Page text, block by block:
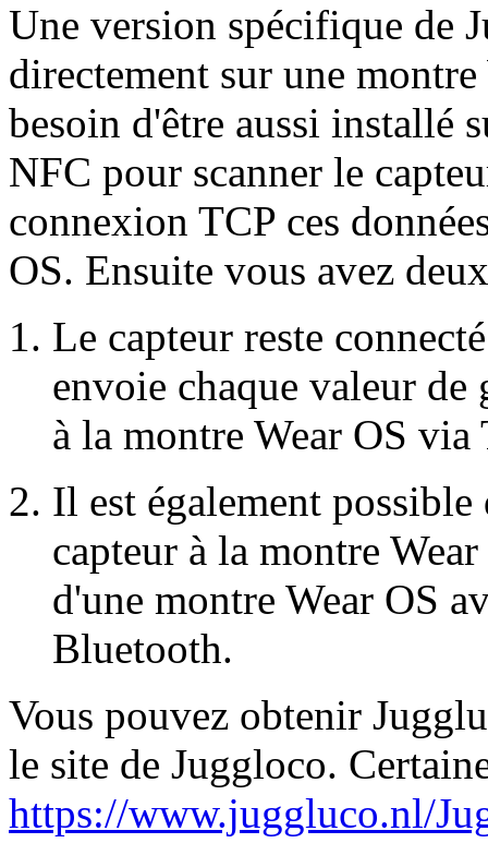
Une version spécifique de
directement sur une
besoin d'être aussi installé
NFC pour scanner le
connexion TCP ces
OS. Ensuite vous avez
Le capteur reste
envoie chaque valeur
à la montre Wear OS via
Il est également
capteur à la montre
d'une montre Wear OS
Bluetooth.
Vous pouvez obtenir
le site de Juggloco.
https://www.juggluco.nl/